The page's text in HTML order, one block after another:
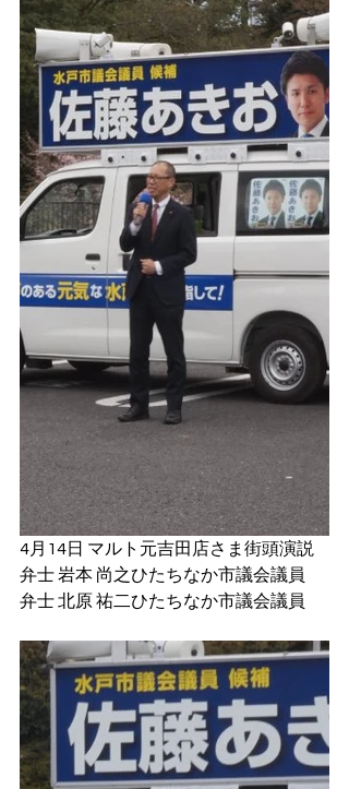
4月14日 マルト元吉田店さま街頭演説
弁士 岩本 尚之ひたちなか市議会議員
弁士 北原 祐二ひたちなか市議会議員